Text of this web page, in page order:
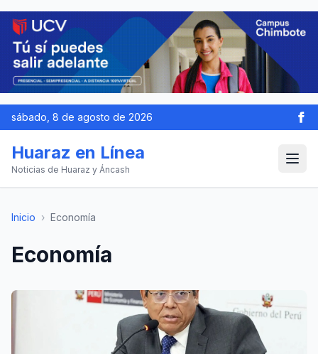
sábado, 8 de agosto de 2026
Huaraz en Línea
Noticias de Huaraz y Áncash
Inicio › Economía
Economía